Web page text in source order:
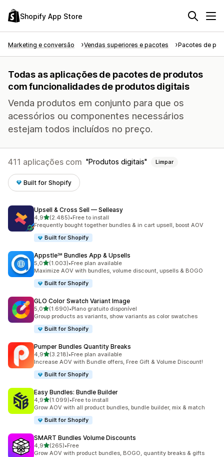
Shopify App Store
Marketing e conversão Vendas superiores e pacotes Pacotes de
Todas as aplicações de pacotes de produtos
com funcionalidades de produtos digitais
Venda produtos em conjunto para que os
acessórios ou componentes necessários
estejam todos incluídos no preço.
411 aplicações com Produtos digitais Limpar
Built for Shopify
Upsell & Cross Sell — Selleasy
4,9de 5 estrelas
(2.485)
2485 total de avaliações
•Free to install
Frequently bought together bundles & in cart upsell, boost AOV
Built for Shopify
Appstle℠ Bundles App & Upsells
5,0de 5 estrelas
(1.003)
1003 total de avaliações
•Free plan available
Maximize AOV with bundles, volume discount, upsells & BOGO
Built for Shopify
GLO Color Swatch Variant Image
5,0de 5 estrelas
(1.690)
1690 total de avaliações
•Plano gratuito disponível
Group products as variants, show variants as color swatches
Built for Shopify
Pumper Bundles Quantity Breaks
4,9de 5 estrelas
(3.218)
3218 total de avaliações
•Free plan available
Increase AOV with Bundle offers, Free Gift & Volume Discount!
Built for Shopify
Easy Bundles: Bundle Builder
4,9de 5 estrelas
(1.099)
1099 total de avaliações
•Free to install
Grow AOV with all product bundles, bundle builder, mix & match
Built for Shopify
SMART Bundles Volume Discounts
4,9de 5 estrelas
(265)
265 total de avaliações
•Free
Grow AOV with product bundles, BOGO, quantity breaks & gifts